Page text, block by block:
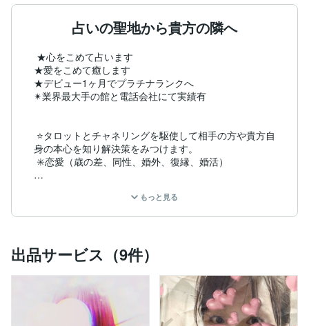
占いの聖地から貴方の隣へ
★心をこめて占います
★愛をこめて癒します
★デビュー1ヶ月でプラチナランクへ
✴︎業界最大手の館と電話会社にて実績有
⭐️タロットとチャネリングを駆使して相手の方や貴方自
身の本心を知り解決策をみつけます。
✳️恋愛（歳の差、同性、婚外、復縁、婚活）
✳️学業 （進学、受験、成績向上、資格取得）
✳️性愛（SEXレス、性嗜好、性商売、LGBT）
✳️健康（病、精神、闘病、障害、不調、習慣）
★あらゆるジャンルに 偏見なく対応させていただきま
もっと見る
出品サービス（9件）